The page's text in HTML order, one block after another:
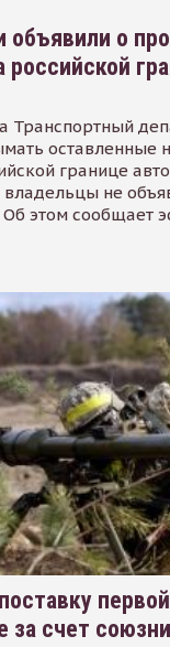
объявили о
российской
Транспортный
оставленные
границе
не
этом сообщает
за счет